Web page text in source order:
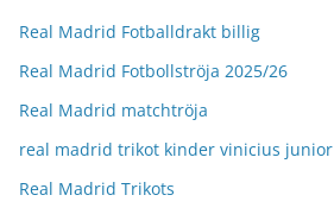
Real Madrid Fotballdrakt billig
Real Madrid Fotbollströja 2025/26
Real Madrid matchtröja
real madrid trikot kinder vinicius junior
Real Madrid Trikots